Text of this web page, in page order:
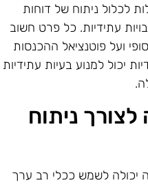
לכלול ניתוח של דוחות
עתידיות. כל פרט חשוב
ועל פוטנציאל ההכנסות
יכול למנוע בעיות עתידיות
ניתוח
יכולה לשמש ככלי רב ערך